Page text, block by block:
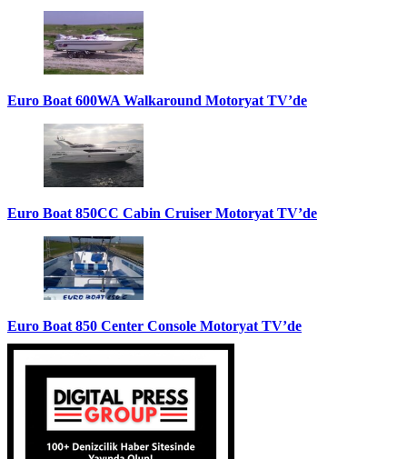
Euro Boat 600WA Walkaround Motoryat TV’de
Euro Boat 850CC Cabin Cruiser Motoryat TV’de
Euro Boat 850 Center Console Motoryat TV’de